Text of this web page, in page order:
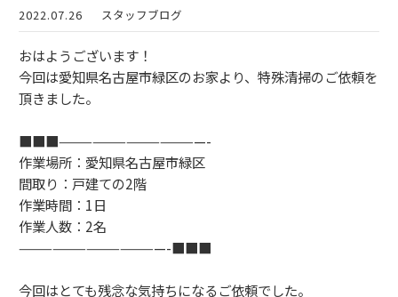
2022.07.26 スタッフブログ
おはようございます！
今回は愛知県名古屋市緑区のお家より、特殊清掃のご依頼を
頂きました。
■■■—————————————-
作業場所：愛知県名古屋市緑区
間取り：戸建ての2階
作業時間：1日
作業人数：2名
—————————————-■■■
今回はとても残念な気持ちになるご依頼でした。